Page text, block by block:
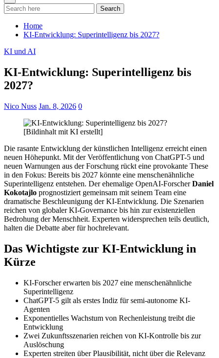
Search
Home
KI-Entwicklung: Superintelligenz bis 2027?
KI und AI
KI-Entwicklung: Superintelligenz bis
2027?
Nico Nuss Jan. 8, 2026 0
Die rasante Entwicklung der künstlichen Intelligenz erreicht einen
neuen Höhepunkt. Mit der Veröffentlichung von ChatGPT-5 und
neuen Warnungen aus der Forschung rückt eine provokante These
in den Fokus: Bereits bis 2027 könnte eine menschenähnliche
Superintelligenz entstehen. Der ehemalige OpenAI-ForscherDaniel
Kokotajlo prognostiziert gemeinsam mit seinem Team eine
dramatische Beschleunigung der KI-Entwicklung. Die Szenarien
reichen von globaler KI-Governance bis hin zur existenziellen
Bedrohung der Menschheit. Experten widersprechen teils deutlich,
halten die Debatte aber für hochrelevant.
Das Wichtigste zur KI-Entwicklung in
Kürze
KI-Forscher erwarten bis 2027 eine menschenähnliche
Superintelligenz
ChatGPT-5 gilt als erstes Indiz für semi-autonome KI-
Agenten
Exponentielles Wachstum von Rechenleistung treibt die
Entwicklung
Zwei Zukunftsszenarien reichen von KI-Kontrolle bis zur
Auslöschung
Experten streiten über Plausibilität, nicht über die Relevanz